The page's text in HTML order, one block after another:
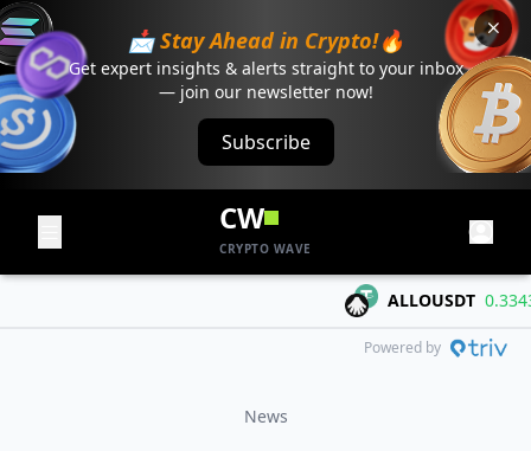
📩 Stay Ahead in Crypto!🔥
Get expert insights & alerts straight to your inbox
— join our newsletter now!
Subscribe
CW
CRYPTO WAVE
ALLOUSDT 0.3343
Powered by
News